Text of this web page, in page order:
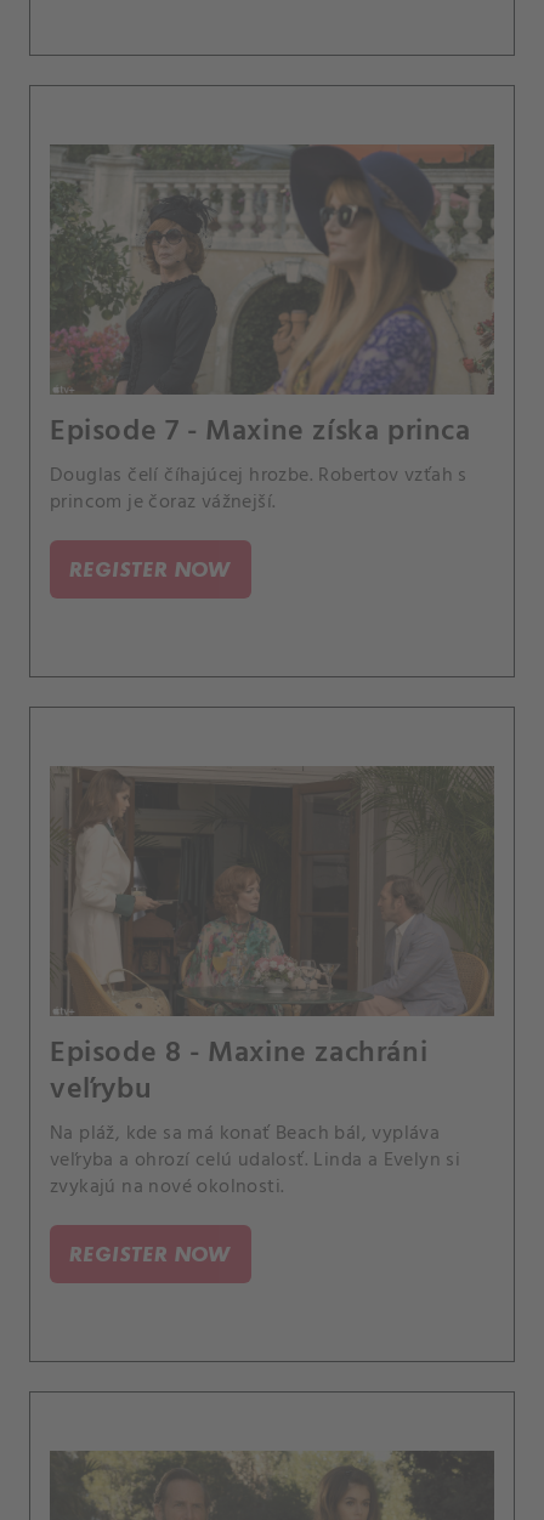
Episode 7 - Maxine získa princa
Douglas čelí číhajúcej hrozbe. Robertov vzťah s
princom je čoraz vážnejší.
REGISTER NOW
Episode 8 - Maxine zachráni
veľrybu
Na pláž, kde sa má konať Beach bál, vypláva
veľryba a ohrozí celú udalosť. Linda a Evelyn si
zvykajú na nové okolnosti.
REGISTER NOW